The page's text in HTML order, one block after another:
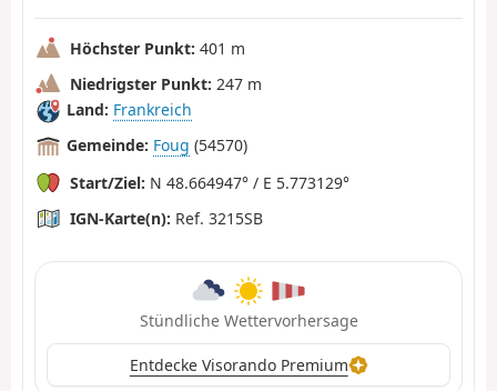
Höchster Punkt: 401 m
Niedrigster Punkt: 247 m
Land: Frankreich
Gemeinde: Foug (54570)
Start/Ziel: N 48.664947° / E 5.773129°
IGN-Karte(n): Ref. 3215SB
Stündliche Wettervorhersage
Entdecke Visorando Premium